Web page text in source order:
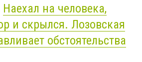
Наехал на человека,
и скрылся. Лозовская
обстоятельства